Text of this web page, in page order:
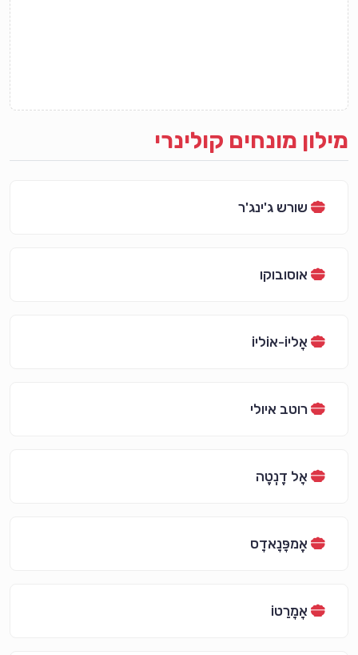
מילון מונחים קולינרי
שורש ג'ינג'ר
אוסובוקו
אָליוֹ-אוֹליוֹ
רוטב איולי
אָל דֶנְטֶה
אֶמפָּנָאדָס
אָמָרֵטוֹ